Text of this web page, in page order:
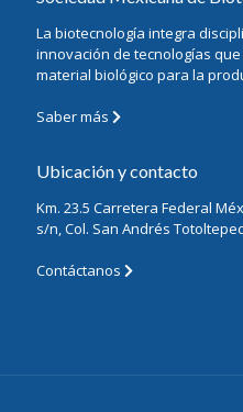
La biotecnología integra
innovación de tecnologías
material biológico para la
Saber más
Ubicación y contacto
Km. 23.5 Carretera Federal
s/n, Col. San Andrés Totoltepec
Contáctanos